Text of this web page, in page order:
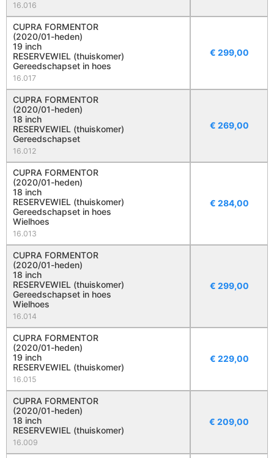
16.016
CUPRA FORMENTOR
(2020/01-heden)
19 inch
RESERVEWIEL (thuiskomer)
Gereedschapset in hoes
16.017
€ 299,00
CUPRA FORMENTOR
(2020/01-heden)
18 inch
RESERVEWIEL (thuiskomer)
Gereedschapset
16.012
€ 269,00
CUPRA FORMENTOR
(2020/01-heden)
18 inch
RESERVEWIEL (thuiskomer)
Gereedschapset in hoes
Wielhoes
16.013
€ 284,00
CUPRA FORMENTOR
(2020/01-heden)
18 inch
RESERVEWIEL (thuiskomer)
Gereedschapset in hoes
Wielhoes
16.014
€ 299,00
CUPRA FORMENTOR
(2020/01-heden)
19 inch
RESERVEWIEL (thuiskomer)
16.015
€ 229,00
CUPRA FORMENTOR
(2020/01-heden)
18 inch
RESERVEWIEL (thuiskomer)
16.009
€ 209,00